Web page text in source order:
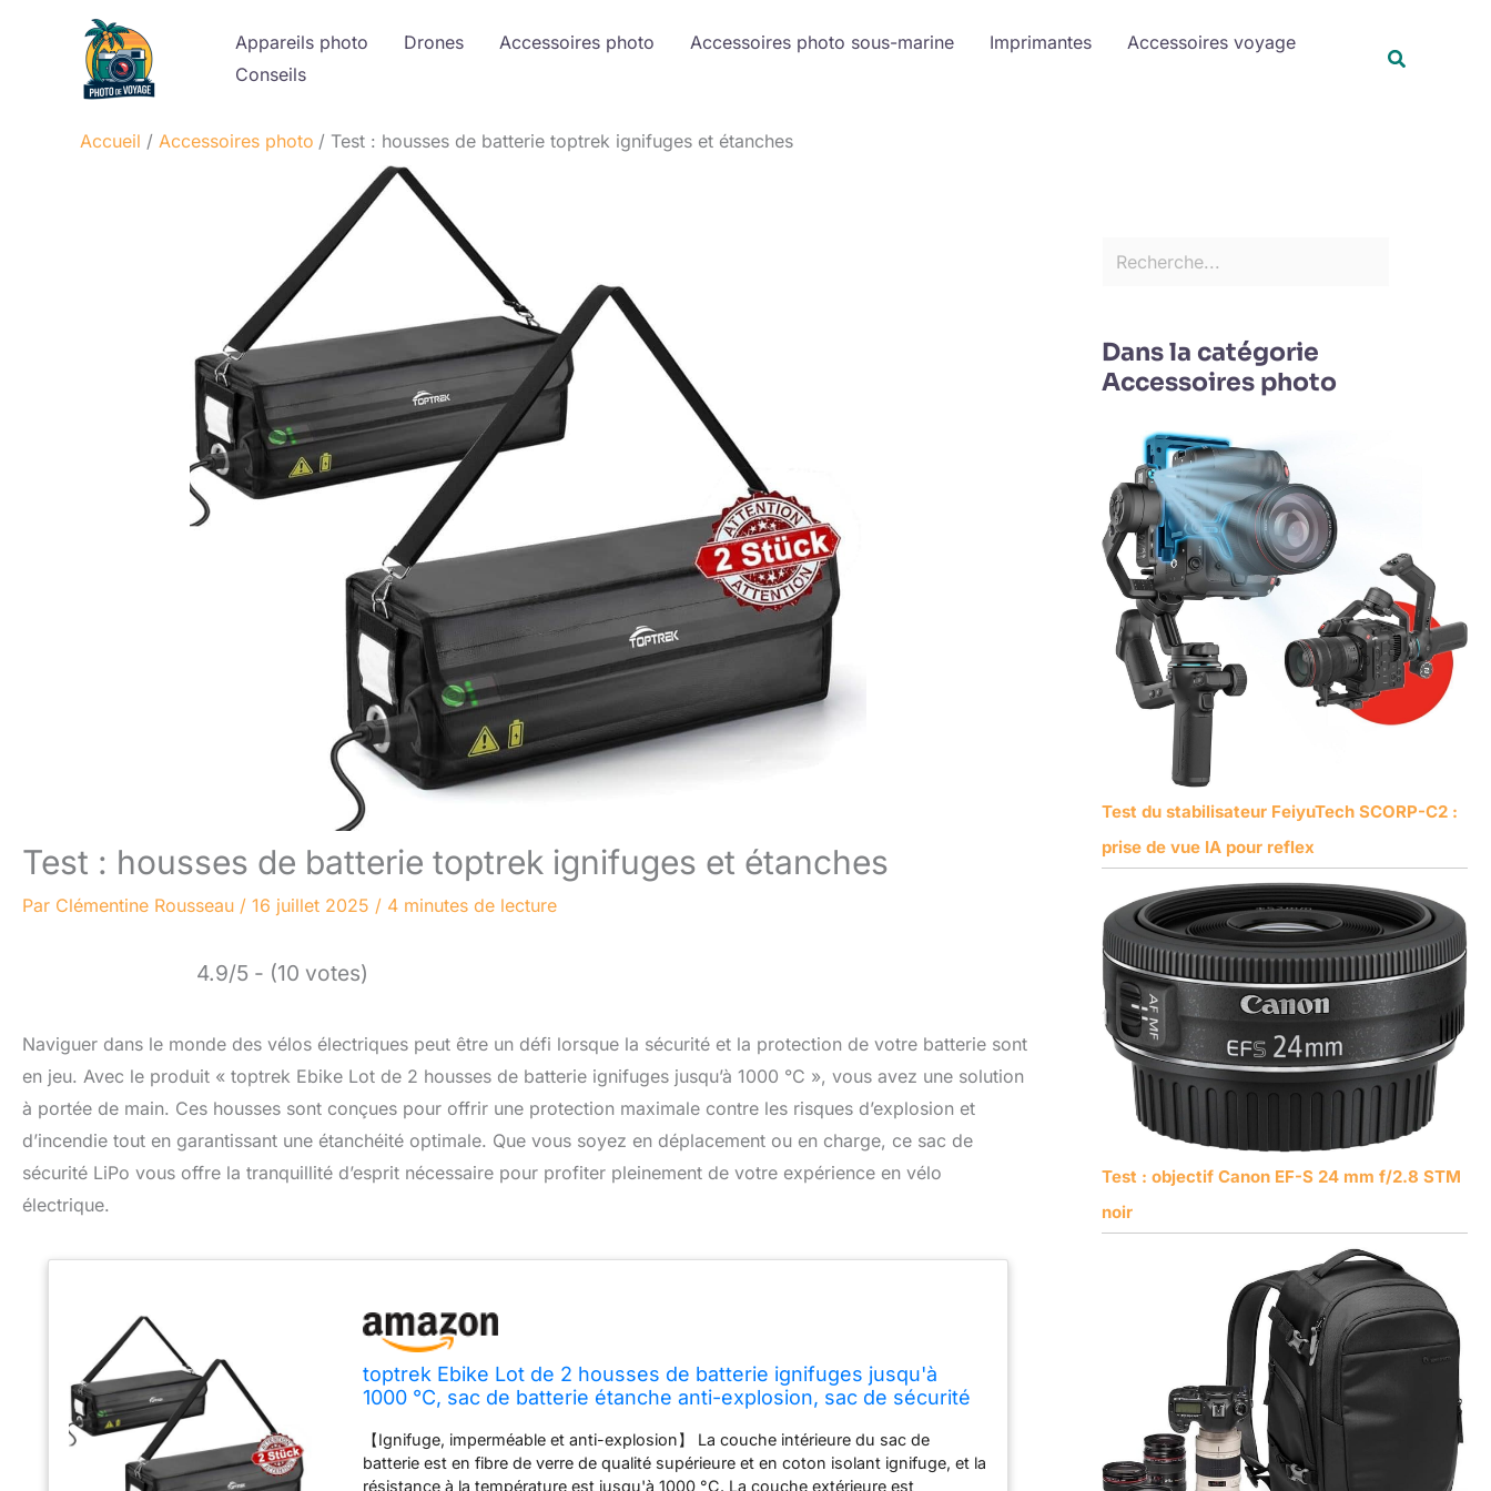
Appareils photo Drones Accessoires photo Accessoires photo sous-marine Imprimantes
Accessoires voyage
Conseils
Accueil Accessoires photo Test : housses de batterie toptrek ignifuges et étanches
Test : housses de batterie toptrek ignifuges et étanches
Par Clémentine Rousseau / 16 juillet 2025 / 4 minutes de lecture
4.9/5 - (10 votes)
Naviguer dans le monde des vélos électriques peut être un défi lorsque la sécurité et la protection de votre batterie sont
en jeu. Avec le produit « toptrek Ebike Lot de 2 housses de batterie ignifuges jusqu’à 1000 °C », vous avez une solution
à portée de main. Ces housses sont conçues pour offrir une protection maximale contre les risques d’explosion et
d’incendie tout en garantissant une étanchéité optimale. Que vous soyez en déplacement ou en charge, ce sac de
sécurité LiPo vous offre la tranquillité d’esprit nécessaire pour profiter pleinement de votre expérience en vélo
électrique.
toptrek Ebike Lot de 2 housses de batterie ignifuges jusqu'à
1000 °C, sac de batterie étanche anti-explosion, sac de sécurité
49 x 15 x
【Ignifuge, imperméable et anti-explosion】 La couche intérieure du sac de
batterie est en fibre de verre de qualité supérieure et en coton isolant ignifuge, et la
résistance à la température est jusqu'à 1000 °C. La couche extérieure est
r
Dans la catégorie
Accessoires photo
Test du stabilisateur FeiyuTech SCORP-C2 :
prise de vue IA pour reflex
Test : objectif Canon EF-S 24 mm f/2.8 STM
noir